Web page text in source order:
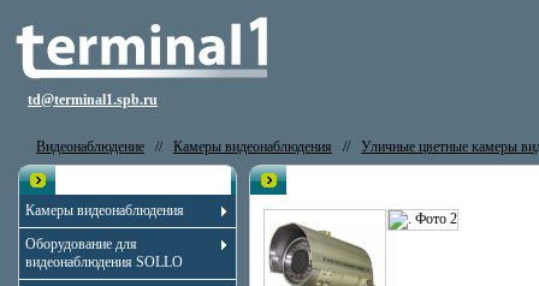
td@terminal1.spb.ru
Видеонаблюдение // Камеры видеонаблюдения // Уличные цветные камеры
Камеры видеонаблюдения
Оборудование для
видеонаблюдения SOLLO